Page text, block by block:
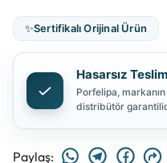
✨Sertifikalı Orijinal Ürün
Hasarsız
Porfelipa,
distribütör
Paylaş: